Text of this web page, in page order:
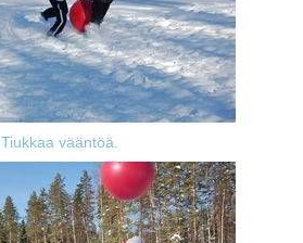
Tiukkaa vääntöä.